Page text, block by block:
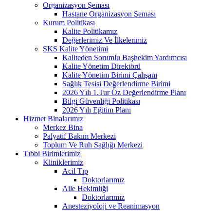
Organizasyon Şeması
Hastane Organizasyon Şeması
Kurum Politikası
Kalite Politikamız
Değerlerimiz Ve İlkelerimiz
SKS Kalite Yönetimi
Kaliteden Sorumlu Başhekim Yardımcısı
Kalite Yönetim Direktörü
Kalite Yönetim Birimi Çalışanı
Sağlık Tesisi Değerlendirme Birimi
2026 Yılı 1.Tur Öz Değerlendirme Planı
Bilgi Güvenliği Politikası
2026 Yılı Eğitim Planı
Hizmet Binalarımız
Merkez Bina
Palyatif Bakım Merkezi
Toplum Ve Ruh Sağlığı Merkezi
Tıbbi Birimlerimiz
Kliniklerimiz
Acil Tıp
Doktorlarımız
Aile Hekimliği
Doktorlarımız
Anesteziyoloji ve Reanimasyon